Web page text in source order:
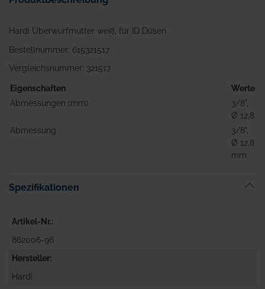
Hardi Überwurfmutter weiß, für ID Düsen
Bestellnummer: 615321517
Vergleichsnummer: 321517
Eigenschaften
Werte
Abmessungen (mm)
3/8",
Ø 12,8
Abmessung
3/8",
Ø 12,8
mm
Spezifikationen
Artikel-Nr.
862006-96
Hersteller
Hardi